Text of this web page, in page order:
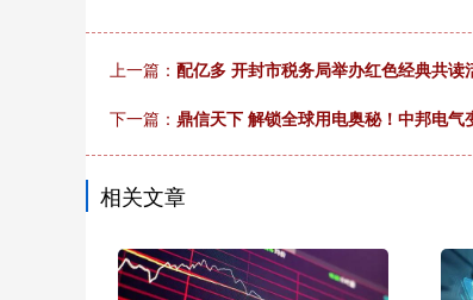
上一篇： 配亿多 开封市税务局举办红色经典共读
下一篇： 鼎信天下 解锁全球用电奥秘！中邦电
相关文章